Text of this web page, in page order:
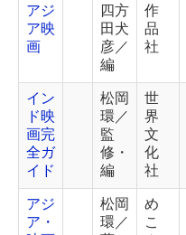
アジ
ア映
画
四方
田犬
彦／
編
作
品
社
イン
ド映
画完
全ガ
イド
松岡
環／
監
修・
編
世
界
文
化
社
アジ
ア・
松岡
環／
め
こ